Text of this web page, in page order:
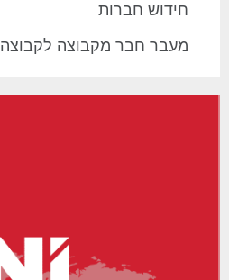
חידוש חברות
מעבר חבר מקבוצה לקבוצה